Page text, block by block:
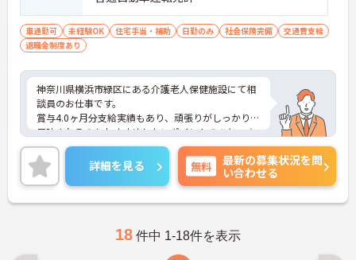
車通勤可 未経験OK 住宅手当・補助 日勤のみ 社会保険完備
交通費支給
退職金制度あり
神奈川県横浜市緑区にある介護老人保健施設にて相
談員のお仕事です。
賞与4.0ヶ月分支給実績もあり、頑張りがしっかりと
反映されるのもおすすめしたいポイントのひとつ☆
ご興味ある方には、面接対策ポイントなど、さらに
詳細をお話しいたしますのでお気軽にご相談くださ
い。
詳細を見る 無料
最新の募集状況を問
い合わせる
18 件中 1-18件を表示